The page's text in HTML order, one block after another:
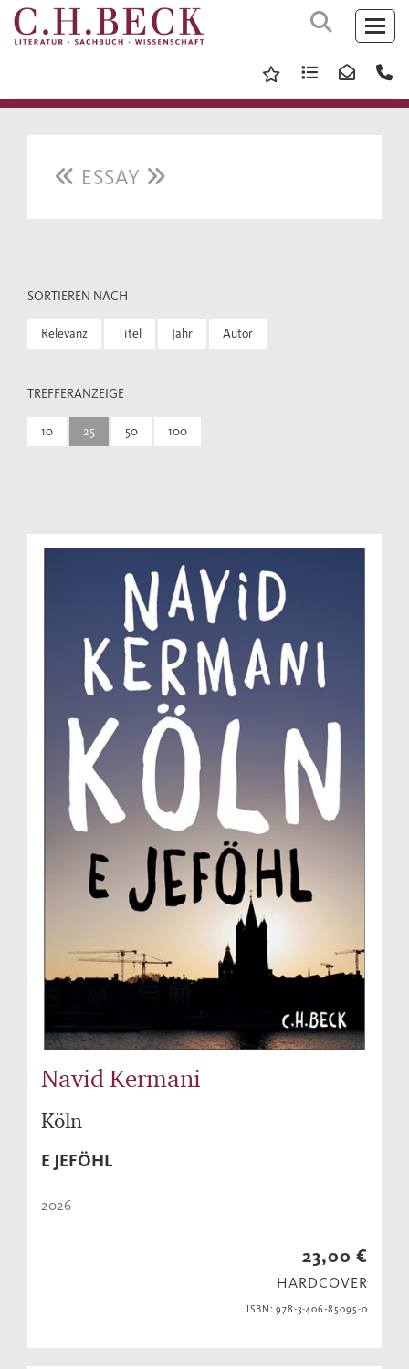
ESSAY
SORTIEREN NACH
Relevanz Titel Jahr Autor
TREFFERANZEIGE
10 25 50 100
Navid Kermani
Köln
E JEFÖHL
2026
23,00 €
HARDCOVER
ISBN: 978-3-406-85095-0